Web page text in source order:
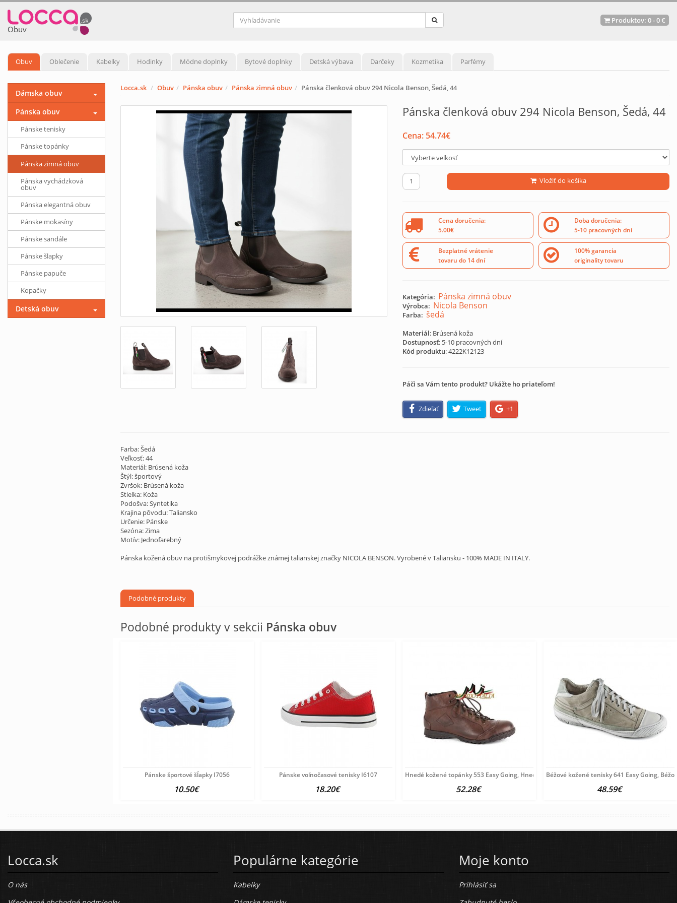
Obuv
Produktov: 0-0 €
Obuv Oblečenie Kabelky Hodinky Módne doplnky Bytové doplnky Detská výbava Darčeky Kozmetika Parfémy
Locca.sk Obuv Pánska obuv Pánska zimná obuv Pánska členková obuv 294 Nicola Benson, Šedá, 44
Pánska členková obuv 294 Nicola Benson, Šedá, 44
Cena: 54.74€
Vložiť do košíka
Cena doručenia:
5.00€
Doba doručenia:
5-10 pracovných dní
Bezplatné vrátenie
tovaru do 14 dní
100% garancia
originality tovaru
Kategória: Pánska zimná obuv
Výrobca: Nicola Benson
Farba: šedá
Materiál: Brúsená koža
Dostupnosť: 5-10 pracovných dní
Kód produktu:4222K12123
Páči sa Vám tento produkt? Ukážte ho priateľom!
Zdieľať Tweet +1
Farba: Šedá
Veľkosť: 44
Materiál: Brúsená koža
Štýl: športový
Zvršok: Brúsená koža
Stielka: Koža
Podošva: Syntetika
Krajina pôvodu: Taliansko
Určenie: Pánske
Sezóna: Zima
Motív: Jednofarebný
Pánska kožená obuv na protišmykovej podrážke známej talianskej značky NICOLA BENSON. Vyrobené v Taliansku - 100% MADE IN ITALY.
Podobné produkty
Podobné produkty v sekcii Pánska obuv
Pánske športové šĺapky I7056
10.50€
Pánske voľnočasové tenisky I6107
18.20€
Hnedé kožené topánky 553 Easy Going, Hnedá, 44
52.28€
Béžové kožené tenisky 641 Easy Going,
48.59€
Dámska obuv
Pánska obuv
Pánske tenisky
Pánske topánky
Pánska zimná obuv
Pánska vychádzková
obuv
Pánska elegantná obuv
Pánske mokasíny
Pánske sandále
Pánske šlapky
Pánske papuče
Kopačky
Detská obuv
Locca.sk
O nás
Populárne kategórie
Kabelky
Moje konto
Prihlásiť sa